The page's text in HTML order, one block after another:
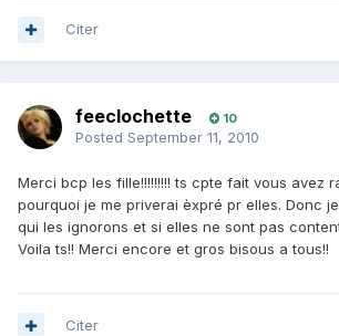
Citer
feeclochette 10
Posted September 11, 2010
Merci bcp les fille!!!!!!!!! ts cpte fait vous avez
pourquoi je me priverai èxpré pr elles. Donc
qui les ignorons et si elles ne sont pas
Voila ts!! Merci encore et gros bisous a tous!!
Citer